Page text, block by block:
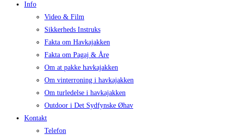
Info
Video & Film
Sikkerheds Instruks
Fakta om Havkajakken
Fakta om Pagaj & Åre
Om at pakke havkajakken
Om vinterroning i havkajakken
Om turledelse i havkajakken
Outdoor i Det Sydfynske Øhav
Kontakt
Telefon